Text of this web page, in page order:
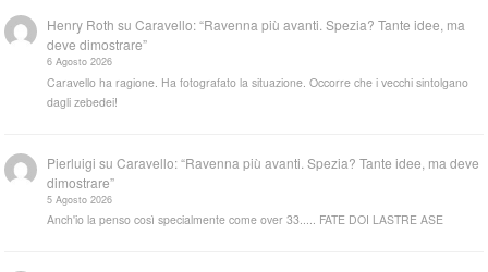
Henry Roth suCaravello: “Ravenna più avanti. Spezia? Tante idee, ma
deve dimostrare”
6 Agosto 2026
Caravello ha ragione. Ha fotografato la situazione. Occorre che i vecchi sintolgano
dagli zebedei!
Pierluigi suCaravello: “Ravenna più avanti. Spezia? Tante idee, ma deve
dimostrare”
5 Agosto 2026
Anch'io la penso così specialmente come over 33..... FATE DOI LASTRE ASE